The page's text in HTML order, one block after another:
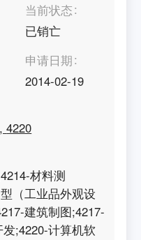
当前状态
已销亡
申请日期
2014-02-19
,4220
材料测
（工业品外观设
建筑制图;4217-
;4220-计算机软